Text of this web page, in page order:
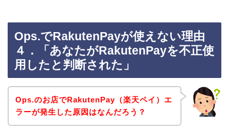
Ops.でRakutenPayが使えない理由
４．「あなたがRakutenPayを不正使
用したと判断された」
Ops.のお店でRakutenPay（楽天ペイ）エ
ラーが発生した原因はなんだろう？